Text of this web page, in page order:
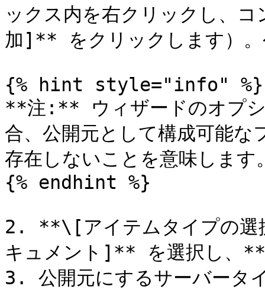
ックス内を右クリックし、
加]** をクリックします）。
{% hint style="info" %}
**注:** ウィザードのオプシ
合、公開元として構成可能な
存在しないことを意味します
{% endhint %}
2. **\[アイテムタイプの
キュメント]** を選択し、
3. 公開元にするサーバー